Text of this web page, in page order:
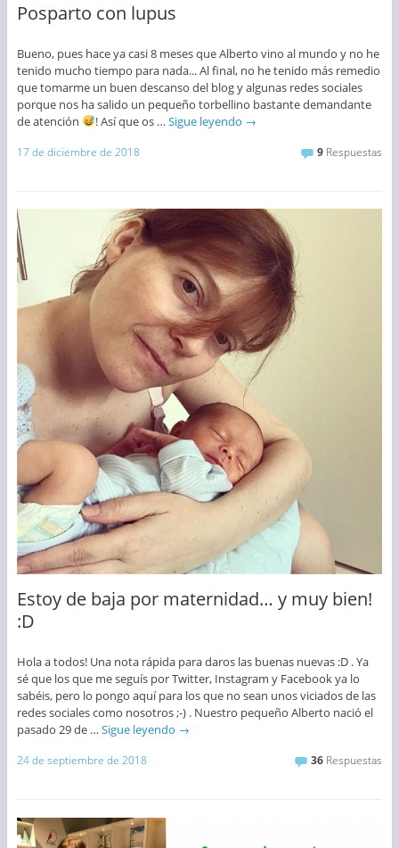
Posparto con lupus
Bueno, pues hace ya casi 8 meses que Alberto vino al mundo y no he
tenido mucho tiempo para nada... Al final, no he tenido más remedio
que tomarme un buen descanso del blog y algunas redes sociales
porque nos ha salido un pequeño torbellino bastante demandante
de atención
! Así que os … Sigue leyendo →
17 de diciembre de 2018 9 Respuestas
Estoy de baja por maternidad… y muy bien!
:D
Hola a todos! Una nota rápida para daros las buenas nuevas :D . Ya
sé que los que me seguís por Twitter, Instagram y Facebook ya lo
sabéis, pero lo pongo aquí para los que no sean unos viciados de las
redes sociales como nosotros ;-) . Nuestro pequeño Alberto nació el
pasado 29 de … Sigue leyendo →
24 de septiembre de 2018 36 Respuestas